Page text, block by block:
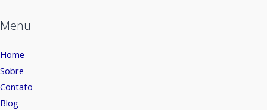
Menu
Home
Sobre
Contato
Blog